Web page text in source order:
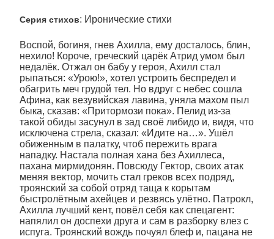
Серия стихов: Иронические стихи
­­­Воспой, богиня, гнев Ахилла, ему досталось, блин,
нехило! Короче, греческий царёк Атрид умом был
недалёк. Отжал он бабу у героя, Ахилл стал
рыпаться: «Урою!», хотел устроить беспредел и
обагрить меч грудой тел. Но вдруг с небес сошла
Афина, как везувийская лавина, уняла махом пыл
быка, сказав: «Притормози пока». Пелид из-за
такой обиды засунул в зад своё либидо и, видя, что
исключена стрела, сказал: «Идите на…». Ушёл
обиженным в палатку, чтоб пережить врага
нападку. Настала полная хана без Ахиллеса,
пахана мирмидонян. Повсюду Гектор, своих атак
меняя вектор, мочить стал греков всех подряд,
троянский за собой отряд таща к корытам
быстролётным ахейцев и резвясь улётно. Патрокл,
Ахилла лучший кент, повёл себя как спецагент:
напялил он доспехи друга и сам в разборку влез с
испуга. Троянский вождь почуял блеф и, пацана не